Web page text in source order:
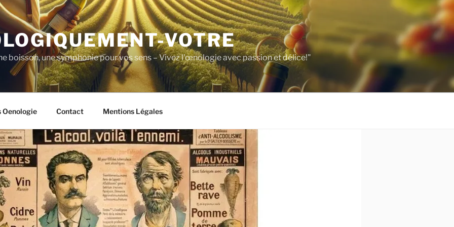
VOTRE
boisson, une symphonie pour vos sens – Vivez l'œnologie avec passion et délice!"
Oenologie Contact Mentions Légales